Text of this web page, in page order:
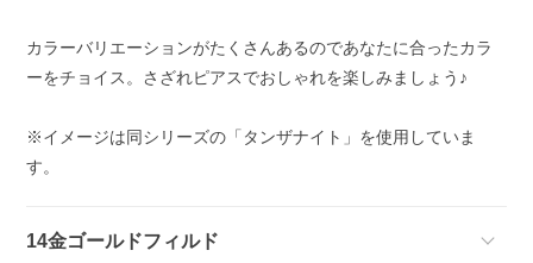
カラーバリエーションがたくさんあるのであなたに合ったカラ
ーをチョイス。さざれピアスでおしゃれを楽しみましょう♪
※イメージは同シリーズの「タンザナイト」を使用していま
す。
14金ゴールドフィルド